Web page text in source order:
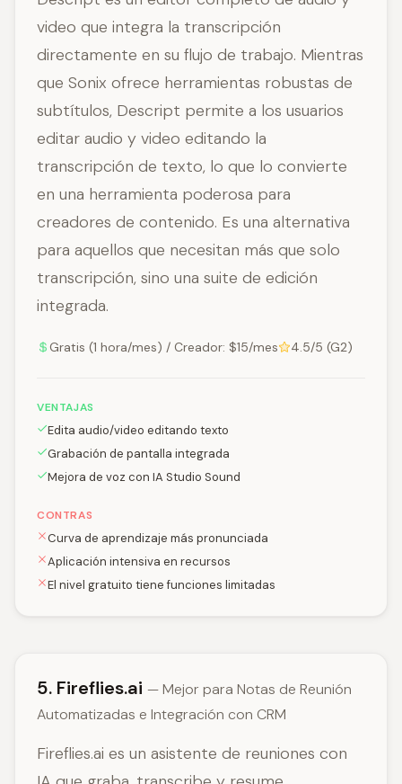
video que integra la transcripción
directamente en su flujo de trabajo. Mientras
que Sonix ofrece herramientas robustas de
subtítulos, Descript permite a los usuarios
editar audio y video editando la
transcripción de texto, lo que lo convierte
en una herramienta poderosa para
creadores de contenido. Es una alternativa
para aquellos que necesitan más que solo
transcripción, sino una suite de edición
integrada.
Gratis (1 hora/mes) / Creador: $15/mes 4.5/5 (G2)
VENTAJAS
Edita audio/video editando texto
Grabación de pantalla integrada
Mejora de voz con IA Studio Sound
CONTRAS
Curva de aprendizaje más pronunciada
Aplicación intensiva en recursos
El nivel gratuito tiene funciones limitadas
5. Fireflies.ai — Mejor para Notas de Reunión
Automatizadas e Integración con CRM
Fireflies.ai es un asistente de reuniones con